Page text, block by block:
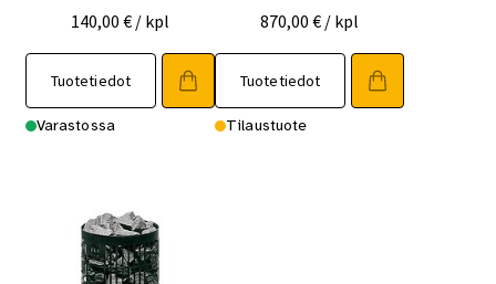
140,00 € / kpl
Tuotetiedot
Varastossa
870,00€ / kpl
Tuotetiedot
Tilaustuote